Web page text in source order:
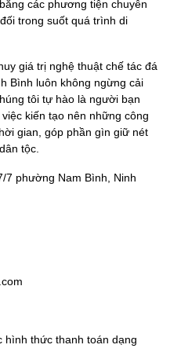
các phương tiện chuyên
trong suốt quá trình di
giá trị nghệ thuật chế tác đá
Bình luôn không ngừng cải
tôi tự hào là người bạn
kiến tạo nên những công
gian, góp phần gìn giữ nét
tộc.
7 phường Nam Bình, Ninh
hình thức thanh toán dạng